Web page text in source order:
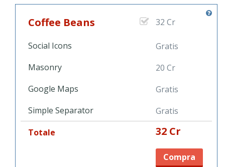
Coffee Beans 32 Cr
Social Icons
Gratis
Masonry
20 Cr
Google Maps
Gratis
Simple Separator
Gratis
Totale
32 Cr
Compra